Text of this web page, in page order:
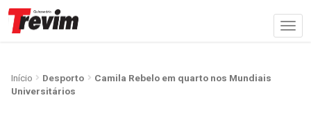
Início Desporto
Camila Rebelo em quarto nos Mundiais
Universitários